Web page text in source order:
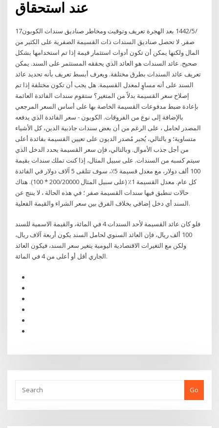
عند استحقاق
17‏‏/5‏‏/1442 بعد الهجرة تعريف وتوقيت ومخاطر صناديق سندات الكوبون
صفر. لا تحصل صناديق السندات ذات القسيمة الصفرية على الكثير من
المال ولكنها يمكن أن تكون أدوات استثمار قيمة إذا تم استخدامها بشكل
صحيح. عائد السندات هو العائد الذي يحققه المستثمر على السند. يمكن
تعريف عائد السندات بطرق مختلفة. ويعرف أبسط تعريف بأنه تحديد عائد
السند على أنه مساوٍ لمعدل القسيمة. هل يجب أن تكون مختلفة إذا تم
إصلاح سعر القسيمة بدلاً من المتغير؟ ستقوم سندات الفائدة العائمة
بإعادة ضبط مدفوعات القسيمة الخاصة بها على أساس السعر المرجعي
بالإضافة إلى نوع من الفروقات. الكوبون - سعر الفائدة الذي يدفعه
المصدر لحامل ، على الرغم من أن بعض سندات جاذبية الدين، كل الأشياء
متساوية؛ و بالتالي، يُجبر مُصدر الديون على تعيين القسيمة بفائدة أعلى
من أجل جذب الأموال. وبالتالي، فإن سعر القسيمة يحدد الدخل الذي
سيتم كسبه من السندات. على سبيل المثال، إذا كنت تملك سندات بقيمة
100 ألف دولار، مع معدل قسيمة 5٪، سوف تتلقى 5 آلاف دولار في الفائدة
كل عام. معدل القسيمة 1٪ (على سبيل المثال 200/20000 * 100). هناك
حالات تنطبق فيها سندات القسيمة صفر ؛ في هذه الحالة ، لا ينتج عن
السند أي دخل إضافي بخلاف الفرق بين سعر الشراء والقيمة الفعلية.
فلو كان عائد القسيمة لأحد السندات 4 في المائة، والقيمة الاسمية للسند
100 ألف ريال، فإن العائد السنوي لحامل السند يكون أربعة آلاف ريال،
ولكن مع التغيرات الاقتصادية اليومية يتغير سعر السند، فيكون العائد
الجاري أقل أو أعلى من 4 في المائة.
Go